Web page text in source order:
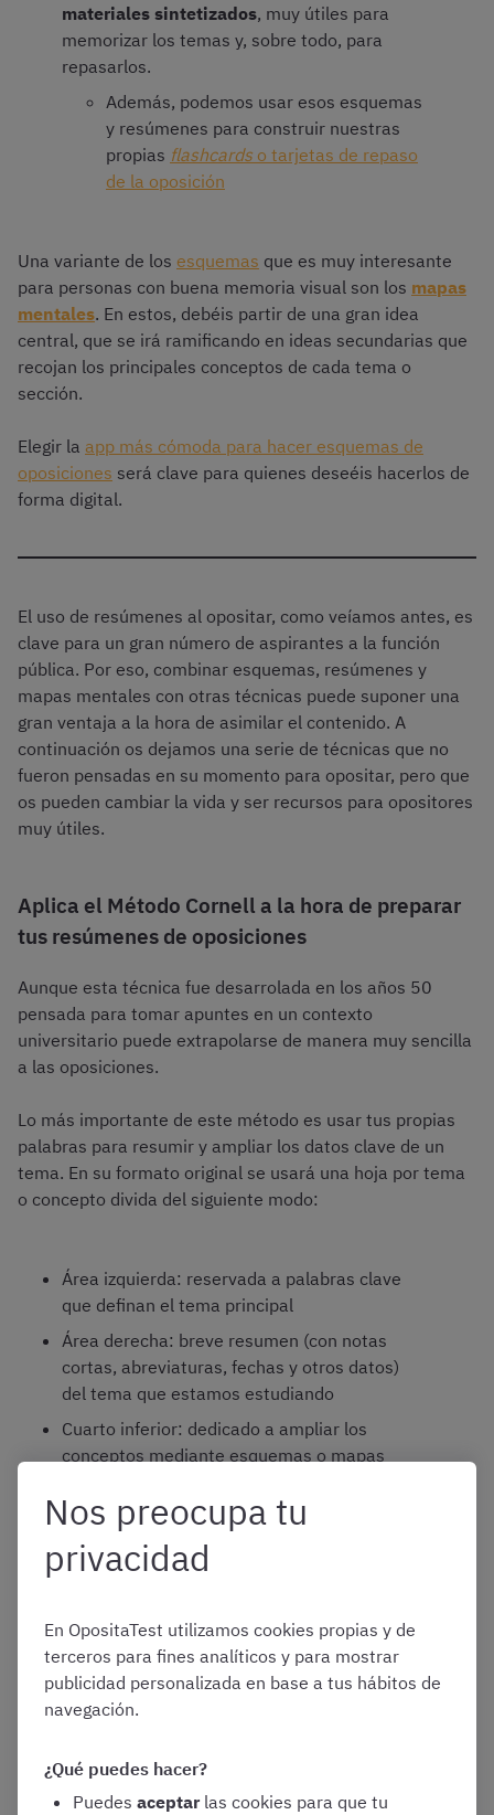
materiales sintetizados, muy útiles para
memorizar los temas y, sobre todo, para
repasarlos.
Además, podemos usar esos esquemas
y resúmenes para construir nuestras
propias flashcards o tarjetas de repaso
de la oposición
Una variante de los esquemas que es muy interesante
para personas con buena memoria visual son los mapas
mentales. En estos, debéis partir de una gran idea
central, que se irá ramificando en ideas secundarias que
recojan los principales conceptos de cada tema o
sección.
Elegir la app más cómoda para hacer esquemas de
oposiciones será clave para quienes deseéis hacerlos de
forma digital.
El uso de resúmenes al opositar, como veíamos antes, es
clave para un gran número de aspirantes a la función
pública. Por eso, combinar esquemas, resúmenes y
mapas mentales con otras técnicas puede suponer una
gran ventaja a la hora de asimilar el contenido. A
continuación os dejamos una serie de técnicas que no
fueron pensadas en su momento para opositar, pero que
os pueden cambiar la vida y ser recursos para opositores
muy útiles.
Aplica el Método Cornell a la hora de preparar
tus resúmenes de oposiciones
Aunque esta técnica fue desarrolada en los años 50
pensada para tomar apuntes en un contexto
universitario puede extrapolarse de manera muy sencilla
a las oposiciones.
Lo más importante de este método es usar tus propias
palabras para resumir y ampliar los datos clave de un
tema. En su formato original se usará una hoja por tema
o concepto divida del siguiente modo:
Área izquierda: reservada a palabras clave
que definan el tema principal
Área derecha: breve resumen (con notas
cortas, abreviaturas, fechas y otros datos)
del tema que estamos estudiando
Cuarto inferior: dedicado a ampliar los
conceptos mediante esquemas o mapas
A la hora de repasar podemos usar estos folios como si
explicar los conceptos clave del área izquierda sin utilizar
la información de la derecha.
Para que podáis sacarle todo el partido a este método de
analizamos al detalle. ¡Pinchad en el botón para leerla!
Nos preocupa tu
privacidad
En OpositaTest utilizamos cookies propias y de
terceros para fines analíticos y para mostrar
publicidad personalizada en base a tus hábitos de
navegación.
¿Qué puedes hacer?
Puedes aceptar las cookies para que tu